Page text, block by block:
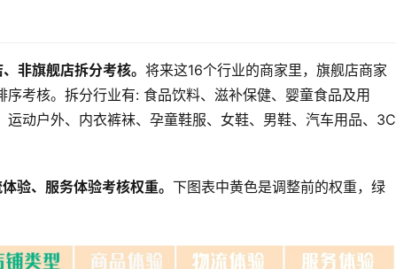
非旗舰店拆分考核。将来这16个行业的商家里，旗舰店商家
考核。拆分行业有: 食品饮料、滋补保健、婴童食品及用
运动户外、内衣裤袜、孕童鞋服、女鞋、男鞋、汽车用品、3C
验、服务体验考核权重。下图表中黄色是调整前的权重，绿